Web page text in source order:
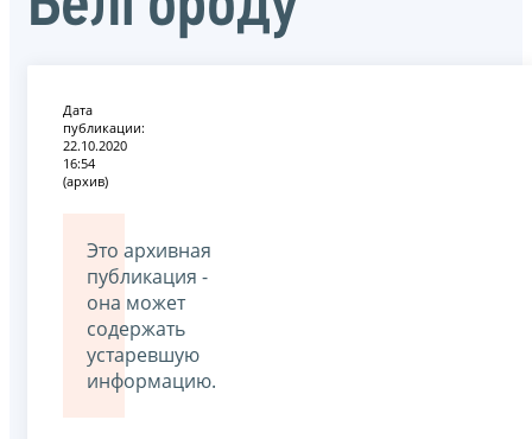
Дата
публикации:
22.10.2020
16:54
(архив)
Это архивная
публикация -
она может
содержать
устаревшую
информацию.